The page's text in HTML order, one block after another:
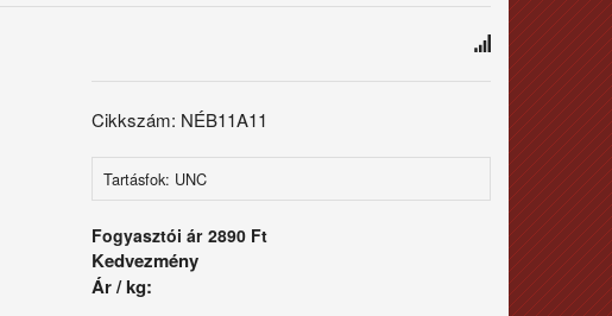
Cikkszám: NÉB11A11
Tartásfok: UNC
Fogyasztói ár 2890 Ft
Kedvezmény
Ár / kg: